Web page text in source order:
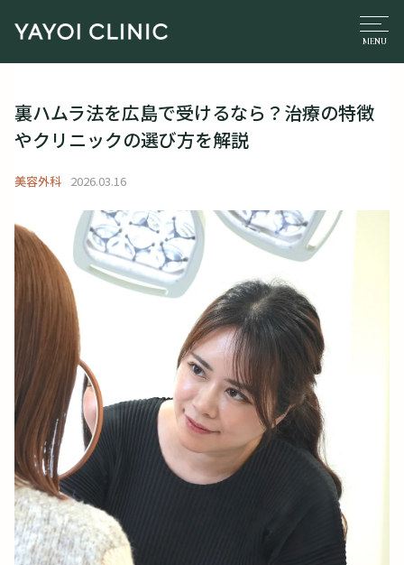
裏ハムラ法を広島で受けるなら？治療の特徴
やクリニックの選び方を解説
美容外科 2026.03.16